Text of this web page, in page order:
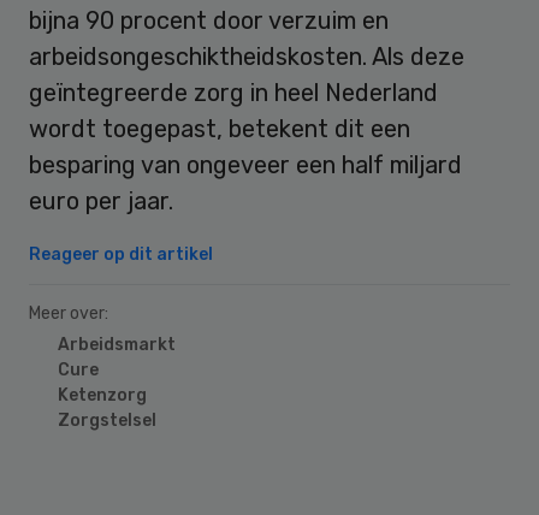
bijna 90 procent door verzuim en
arbeidsongeschiktheidskosten. Als deze
geïntegreerde zorg in heel Nederland
wordt toegepast, betekent dit een
besparing van ongeveer een half miljard
euro per jaar.
Reageer op dit artikel
Meer over:
Arbeidsmarkt
Cure
Ketenzorg
Zorgstelsel